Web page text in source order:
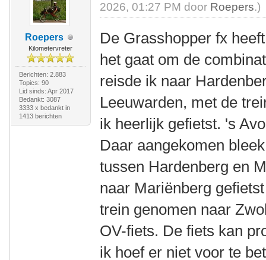
Roepers
Kilometervreter
Berichten: 2.883
Topics: 90
Lid sinds: Apr 2017
Bedankt: 3087
3333 x bedankt in
1413 berichten
2026, 01:27 PM door Roepers.)
De Grasshopper fx
het gaat om de
reisde ik naar
Leeuwarden, met de
ik heerlijk gefietst. 's
Daar aangekomen
tussen Hardenberg en
naar Mariënberg
trein genomen naar
OV-fiets. De fiets kan
ik hoef er niet voor te